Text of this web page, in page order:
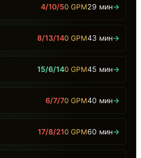
4/10/50 GPM29 мин→
8/13/140 GPM43 мин→
15/6/140 GPM45 мин→
6/7/70 GPM40 мин→
17/8/210 GPM60 мин→